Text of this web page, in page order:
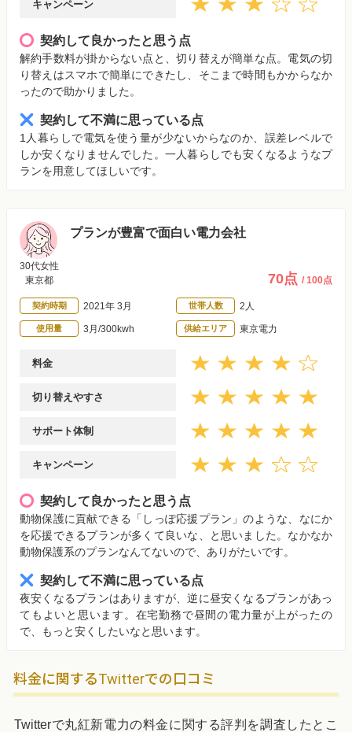
キャンペーン
契約して良かったと思う点
解約手数料が掛からない点と、切り替えが簡単な点。電気の切
り替えはスマホで簡単にできたし、そこまで時間もかからなか
ったので助かりました。
契約して不満に思っている点
1人暮らしで電気を使う量が少ないからなのか、誤差レベルで
しか安くなりませんでした。一人暮らしでも安くなるようなプ
ランを用意してほしいです。
プランが豊富で面白い電力会社
30代女性
東京都
70点 / 100点
契約時期 2021年 3月 世帯人数 2人
使用量 3月/300kwh 供給エリア 東京電力
料金
切り替えやすさ
サポート体制
キャンペーン
契約して良かったと思う点
動物保護に貢献できる「しっぽ応援プラン」のような、なにか
を応援できるプランが多くて良いな、と思いました。なかなか
動物保護系のプランなんてないので、ありがたいです。
契約して不満に思っている点
夜安くなるプランはありますが、逆に昼安くなるプランがあっ
てもよいと思います。在宅勤務で昼間の電力量が上がったの
で、もっと安くしたいなと思います。
料金に関するTwitterでの口コミ
Twitterで丸紅新電力の料金に関する評判を調査したとこ